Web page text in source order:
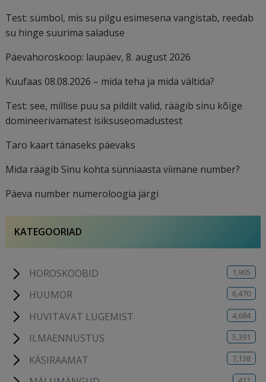
Test: sümbol, mis su pilgu esimesena vangistab, reedab
su hinge suurima saladuse
Päevahoroskoop: laupäev, 8. august 2026
Kuufaas 08.08.2026 – mida teha ja mida vältida?
Test: see, millise puu sa pildilt valid, räägib sinu kõige
domineerivamatest isiksuseomadustest
Taro kaart tänaseks päevaks
Mida räägib Sinu kohta sünniaasta viimane number?
Päeva number numeroloogia järgi
KATEGOORIAD
HOROSKOOBID 1,965
HUUMOR 6,470
HUVITAVAT LUGEMIST 4,684
ILMAENNUSTUS 5,391
KÄSIRAAMAT 7,138